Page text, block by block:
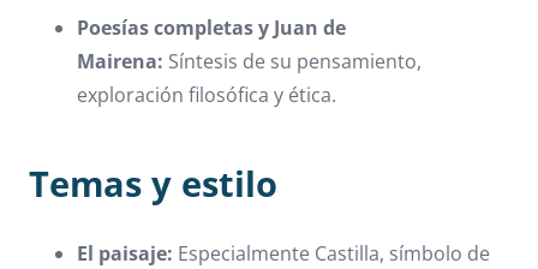
Poesías completas y Juan de
Mairena: Síntesis de su pensamiento,
exploración filosófica y ética.
Temas y estilo
El paisaje: Especialmente Castilla, símbolo de